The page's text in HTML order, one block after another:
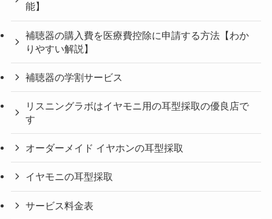
能】
補聴器の購入費を医療費控除に申請する方法【わか
りやすい解説】
補聴器の学割サービス
リスニングラボはイヤモニ用の耳型採取の優良店で
す
オーダーメイド イヤホンの耳型採取
イヤモニの耳型採取
サービス料金表